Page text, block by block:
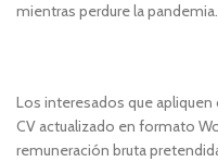
mientras perdure la
Los interesados que
CV actualizado en formato
remuneración bruta